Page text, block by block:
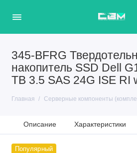
345-BFRG
накопитель SSD Dell
TB 3.5 SAS 24G ISE RI
Главная Серверные компоненты
Описание Характеристики
Популярный